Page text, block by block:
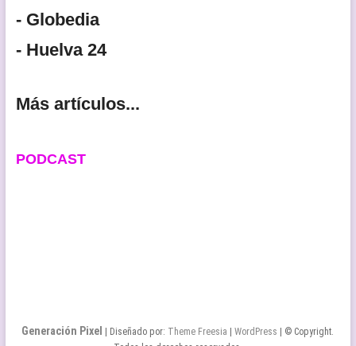
- Globedia
- Huelva 24
Más artículos...
PODCAST
Generación Pixel | Diseñado por: Theme Freesia |WordPress | © Copyright.